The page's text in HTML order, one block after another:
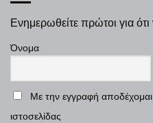
Ενημερωθείτε πρώτοι για
Όνομα
Με την εγγραφή
ιστοσελίδας